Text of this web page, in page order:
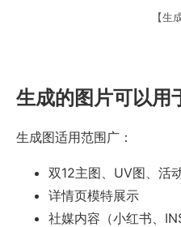
【生
生成的图片可以用
生成图适用范围广：
双12主图、UV图、活
详情页模特展示
社媒内容（小红书、